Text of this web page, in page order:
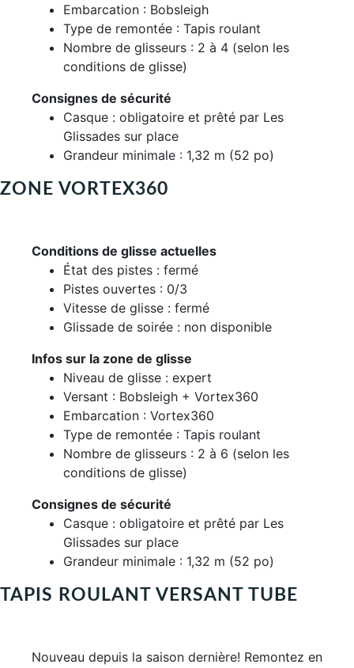
Embarcation : Bobsleigh
Type de remontée : Tapis roulant
Nombre de glisseurs : 2 à 4 (selon les
conditions de glisse)
Consignes de sécurité
Casque : obligatoire et prêté par Les
Glissades sur place
Grandeur minimale : 1,32 m (52 po)
ZONE VORTEX360
Conditions de glisse actuelles
État des pistes : fermé
Pistes ouvertes : 0/3
Vitesse de glisse : fermé
Glissade de soirée : non disponible
Infos sur la zone de glisse
Niveau de glisse : expert
Versant : Bobsleigh + Vortex360
Embarcation : Vortex360
Type de remontée : Tapis roulant
Nombre de glisseurs : 2 à 6 (selon les
conditions de glisse)
Consignes de sécurité
Casque : obligatoire et prêté par Les
Glissades sur place
Grandeur minimale : 1,32 m (52 po)
TAPIS ROULANT VERSANT TUBE
Nouveau depuis la saison dernière! Remontez en